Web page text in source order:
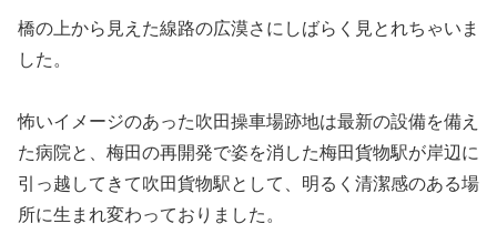
橋の上から見えた線路の広漠さにしばらく見とれちゃいま
した。
怖いイメージのあった吹田操車場跡地は最新の設備を備え
た病院と、梅田の再開発で姿を消した梅田貨物駅が岸辺に
引っ越してきて吹田貨物駅として、明るく清潔感のある場
所に生まれ変わっておりました。